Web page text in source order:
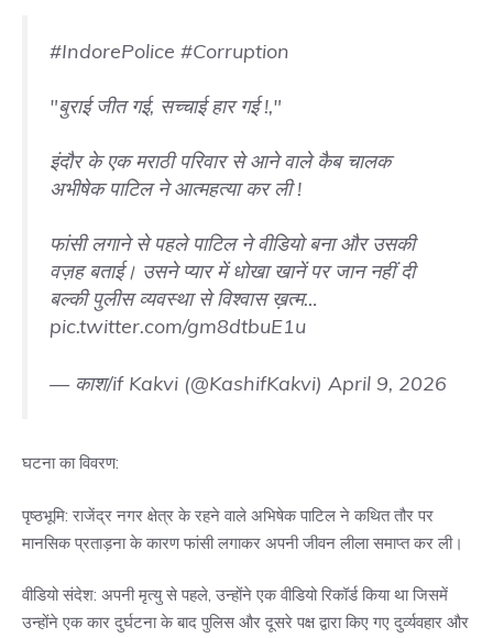
#IndorePolice #Corruption
"बुराई जीत गई, सच्चाई हार गई !,"
इंदौर के एक मराठी परिवार से आने वाले कैब चालक
अभीषेक पाटिल ने आत्महत्या कर ली !
फांसी लगाने से पहले पाटिल ने वीडियो बना और उसकी
वज़ह बताई। उसने प्यार में धोखा खानें पर जान नहीं दी
बल्की पुलीस व्यवस्था से विश्वास ख़त्म…
pic.twitter.com/gm8dtbuE1u
— काश/if Kakvi (@KashifKakvi) April 9, 2026
घटना का विवरण:
पृष्ठभूमि: राजेंद्र नगर क्षेत्र के रहने वाले अभिषेक पाटिल ने कथित तौर पर
मानसिक प्रताड़ना के कारण फांसी लगाकर अपनी जीवन लीला समाप्त कर ली।
वीडियो संदेश: अपनी मृत्यु से पहले, उन्होंने एक वीडियो रिकॉर्ड किया था जिसमें
उन्होंने एक कार दुर्घटना के बाद पुलिस और दूसरे पक्ष द्वारा किए गए दुर्व्यवहार और